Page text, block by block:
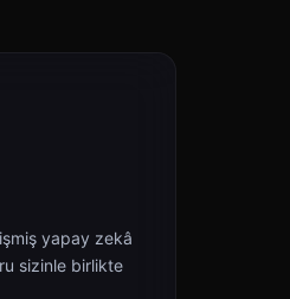
yapay zekâ
sizinle birlikte